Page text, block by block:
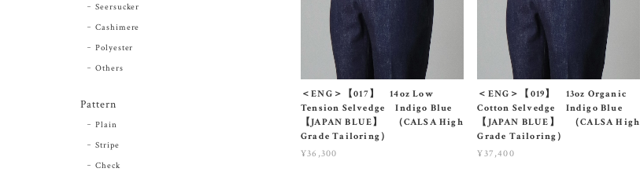
＜ENG＞【017】 14oz Low
Tension Selvedge Indigo Blue
【JAPAN BLUE】 （CALSA High
Grade Tailoring）
¥36,300
＜ENG＞【019】 13oz Organic
Cotton Selvedge Indigo Blue
【JAPAN BLUE】 （CALSA High
Grade Tailoring）
¥37,400
Seersucker
Cashimere
Polyester
Others
Pattern
Plain
Stripe
Check